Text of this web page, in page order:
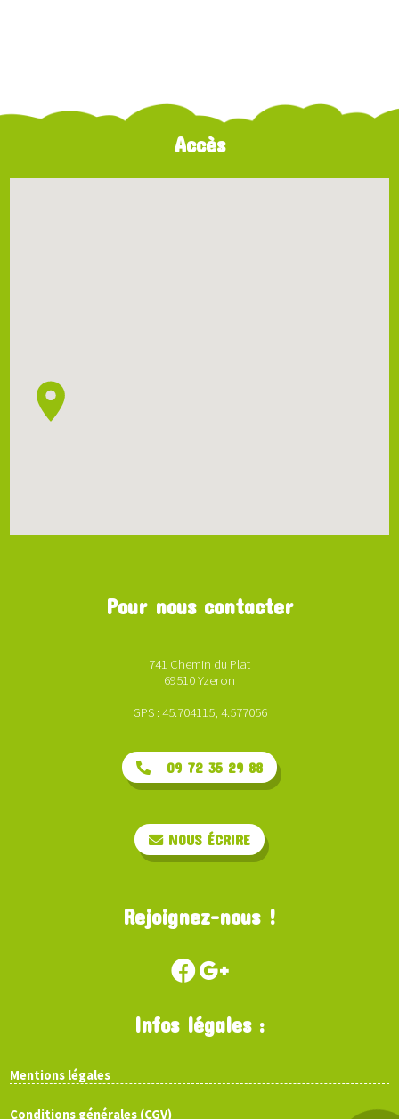
Accès
Pour nous contacter
741 Chemin du Plat
69510 Yzeron
GPS : 45.704115, 4.577056
09 72 35 29 88
NOUS ÉCRIRE
Rejoignez-nous !
Infos légales :
Mentions légales
Conditions générales (CGV)